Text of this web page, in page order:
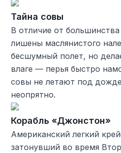
Тайна совы
В отличие от
лишены маслянистого
бесшумный полет, но
влаге — перья быстро
совы не летают под
неопрятно.
Корабль «Джонстон»
Американский легкий
затонувший во время